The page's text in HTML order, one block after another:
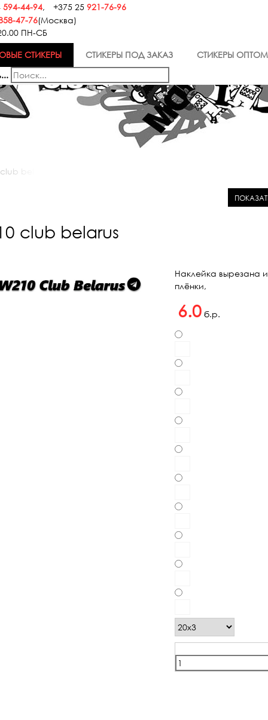
594-44-94, +375 25 921-76-96
47-76(Москва)
ПН-СБ
СТИКЕРЫ СТИКЕРЫ ПОД ЗАКАЗ СТИКЕРЫ ОПТОМ
belarus
club belarus
Наклейка вырезана
плёнки,
6.0 б.р.